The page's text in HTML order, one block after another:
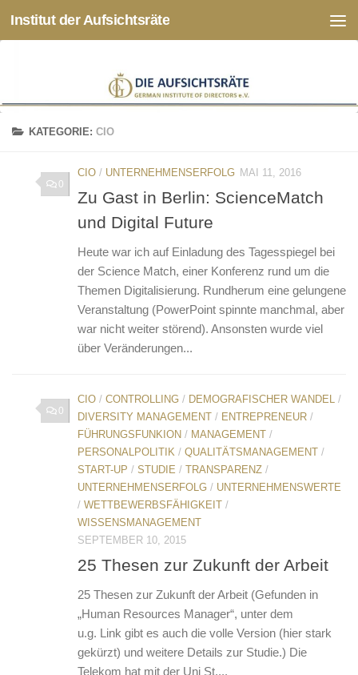
Zum Inhalt springen
Institut der Aufsichtsräte
KATEGORIE:CIO
0
CIO / UNTERNEHMENSERFOLG MAI 11, 2016
Zu Gast in Berlin: ScienceMatch
und Digital Future
Heute war ich auf Einladung des Tagesspiegel bei
der Science Match, einer Konferenz rund um die
Themen Digitalisierung. Rundherum eine gelungene
Veranstaltung (PowerPoint spinnte manchmal, aber
war nicht weiter störend). Ansonsten wurde viel
über Veränderungen...
0
CIO / CONTROLLING / DEMOGRAFISCHER WANDEL
/
DIVERSITY MANAGEMENT / ENTREPRENEUR /
FÜHRUNGSFUNKION / MANAGEMENT /
PERSONALPOLITIK / QUALITÄTSMANAGEMENT /
START-UP / STUDIE / TRANSPARENZ /
UNTERNEHMENSERFOLG / UNTERNEHMENSWERTE
/ WETTBEWERBSFÄHIGKEIT /
WISSENSMANAGEMENT
SEPTEMBER 10, 2015
25 Thesen zur Zukunft der Arbeit
25 Thesen zur Zukunft der Arbeit (Gefunden in
„Human Resources Manager“, unter dem
u.g. Link gibt es auch die volle Version (hier stark
gekürzt) und weitere Details zur Studie.) Die
Telekom hat mit der Uni St....